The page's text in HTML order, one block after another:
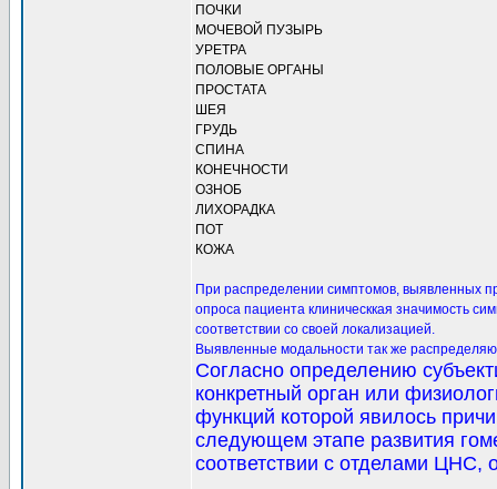
ПОЧКИ
МОЧЕВОЙ ПУЗЫРЬ
УРЕТРА
ПОЛОВЫЕ ОРГАНЫ
ПРОСТАТА
ШЕЯ
ГРУДЬ
СПИНА
КОНЕЧНОСТИ
ОЗНОБ
ЛИХОРАДКА
ПОТ
КОЖА
При распределении симптомов, выявленных
опроса пациента клиническкая значимость
соответствии со своей локализацией.
Выявленные модальности так же
Согласно определению
конкретный орган или
функций которой явилось
следующем этапе развития
соответствии с отделами ЦНС,